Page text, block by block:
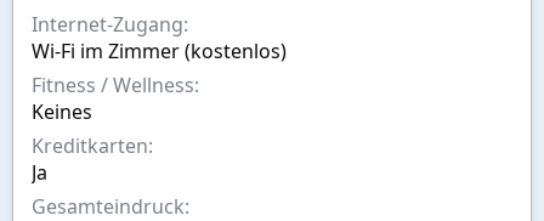
Internet-Zugang
Wi-Fi im Zimmer (kostenlos)
Fitness / Wellness
Keines
Kreditkarten
Ja
Gesamteindruck